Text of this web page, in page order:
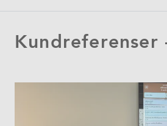
Kundreferenser